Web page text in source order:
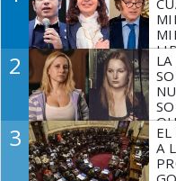
2
3
A